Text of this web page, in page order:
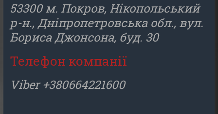
53300 м. Покров, Нікопольський
р-н., Дніпропетровська обл., вул.
Бориса Джонсона, буд. 30
Телефон компанії
Viber +380664221600